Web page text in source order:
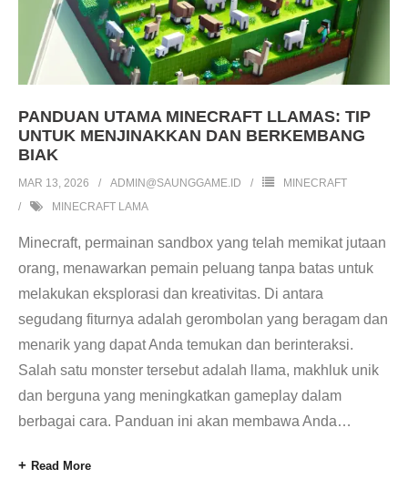
PANDUAN UTAMA MINECRAFT LLAMAS: TIP
UNTUK MENJINAKKAN DAN BERKEMBANG
BIAK
MAR 13, 2026 ADMIN@SAUNGGAME.ID
MINECRAFT
MINECRAFT LAMA
Minecraft, permainan sandbox yang telah memikat jutaan
orang, menawarkan pemain peluang tanpa batas untuk
melakukan eksplorasi dan kreativitas. Di antara
segudang fiturnya adalah gerombolan yang beragam dan
menarik yang dapat Anda temukan dan berinteraksi.
Salah satu monster tersebut adalah llama, makhluk unik
dan berguna yang meningkatkan gameplay dalam
berbagai cara. Panduan ini akan membawa Anda…
Read More